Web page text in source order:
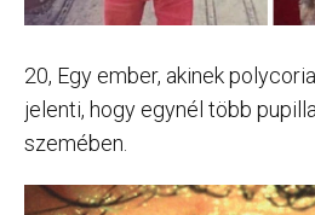
20, Egy ember, akinek
jelenti, hogy egynél több
szemében.